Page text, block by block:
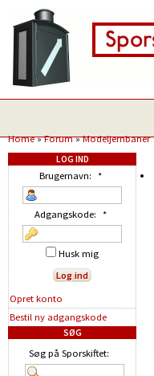
Home»Forum»Modeljernbaner
LOG IND
Brugernavn: *
Adgangskode: *
Husk mig
Opret konto
Bestil ny adgangskode
SØG
Søg på Sporskiftet: